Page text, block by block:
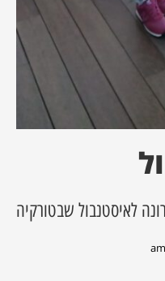
לאיסטנבול שבטורקיה